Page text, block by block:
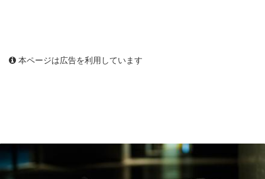
本ページは広告を利用しています